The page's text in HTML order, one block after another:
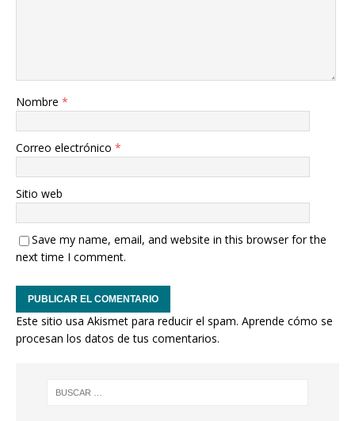
Nombre *
Correo electrónico *
Sitio web
Save my name, email, and website in this browser for the
next time I comment.
Este sitio usa Akismet para reducir el spam. Aprende cómo se
procesan los datos de tus comentarios.